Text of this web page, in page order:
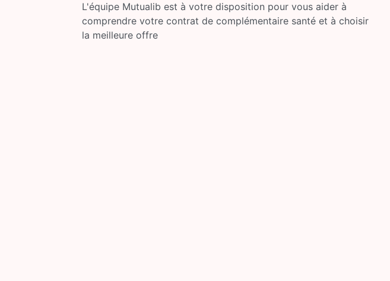
L'équipe Mutualib est à votre disposition pour vous aider à
comprendre votre contrat de complémentaire santé et à choisir
la meilleure offre